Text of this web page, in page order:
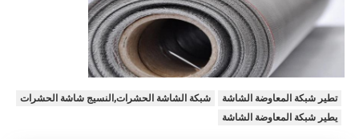
تطير شبكة المعاوضة الشاشة
شبكة الشاشة الحشرات,النسيج شاشة الحشرات
يطير شبكة المعاوضة الشاشة